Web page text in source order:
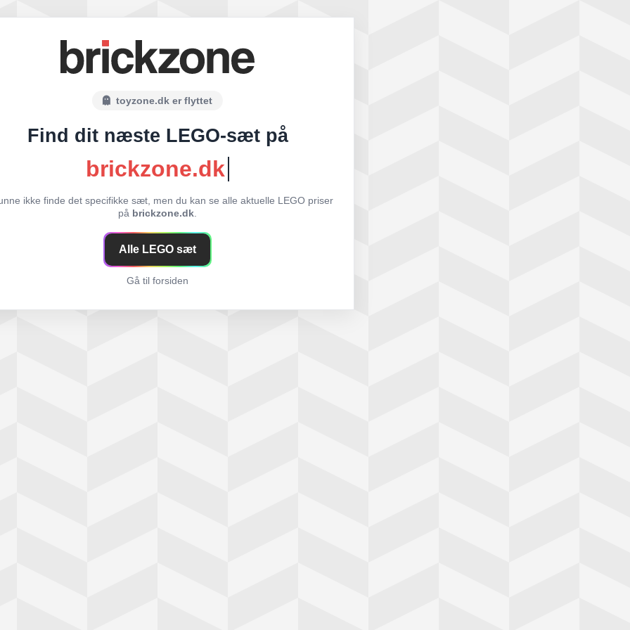
toyzone.dk er flyttet
Find dit næste LEGO-sæt på
brickzone.dk
ikke finde det specifikke sæt, men du kan se alle aktuelle LEGO priser
på brickzone.dk.
Alle LEGO sæt
Gå til forsiden